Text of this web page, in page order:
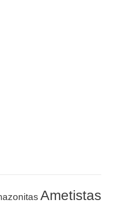
Ametistas